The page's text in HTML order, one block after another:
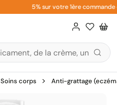
5% sur votre 1ère commande
Soins corps Anti-grattage